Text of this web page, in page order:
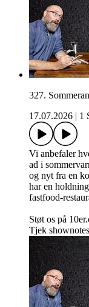
327.
17.07.2026
1
Vi anbefaler
ad i
og nyt fra en
har en
fastfood-
Støt os på
Tjek